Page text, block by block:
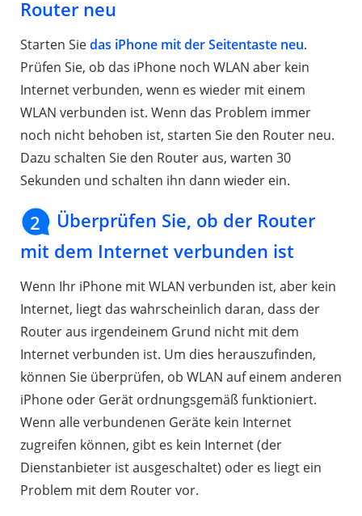
Router neu
Starten Siedas iPhone mit der Seitentaste neu.
Prüfen Sie, ob das iPhone noch WLAN aber kein
Internet verbunden, wenn es wieder mit einem
WLAN verbunden ist. Wenn das Problem immer
noch nicht behoben ist, starten Sie den Router neu.
Dazu schalten Sie den Router aus, warten 30
Sekunden und schalten ihn dann wieder ein.
2
Überprüfen Sie, ob der Router
mit dem Internet verbunden ist
Wenn Ihr iPhone mit WLAN verbunden ist, aber kein
Internet, liegt das wahrscheinlich daran, dass der
Router aus irgendeinem Grund nicht mit dem
Internet verbunden ist. Um dies herauszufinden,
können Sie überprüfen, ob WLAN auf einem anderen
iPhone oder Gerät ordnungsgemäß funktioniert.
Wenn alle verbundenen Geräte kein Internet
zugreifen können, gibt es kein Internet (der
Dienstanbieter ist ausgeschaltet) oder es liegt ein
Problem mit dem Router vor.